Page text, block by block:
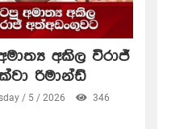
අකිල විරාජ්
රිමාන්ඩ්
/ 5 / 2026 346